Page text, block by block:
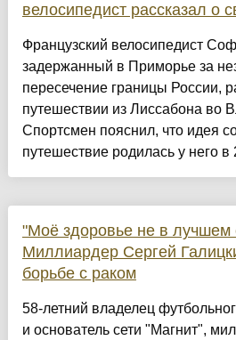
велосипедист рассказал о
Французский велосипедист
задержанный в Приморье за
пересечение границы России,
путешествии из Лиссабона во
Спортсмен пояснил, что идея
путешествие родилась у него в
"Моё здоровье не в лучшем
Миллиардер Сергей
борьбе с раком
58-летний владелец
и основатель сети "Магнит",